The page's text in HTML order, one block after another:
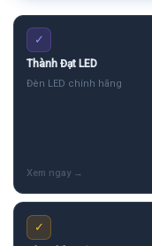
✓
Thành Đạt LED
Đèn LED chính hãng
✓